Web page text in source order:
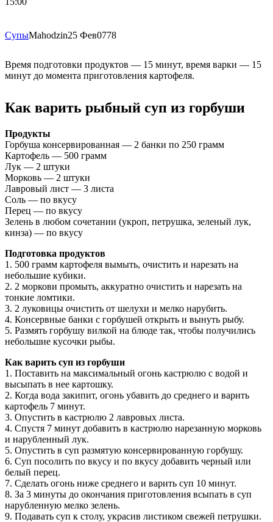
СупыMahodzin25 Фев0778
Время подготовки продуктов — 15 минут, время варки — 15
минут до момента приготовления картофеля.
Как варить рыбный суп из горбуши
Продукты
Горбуша консервированная — 2 банки по 250 грамм
Картофель — 500 грамм
Лук — 2 штуки
Морковь — 2 штуки
Лавровый лист — 3 листа
Соль — по вкусу
Перец — по вкусу
Зелень в любом сочетании (укроп, петрушка, зеленый лук,
кинза) — по вкусу
Подготовка продуктов
1. 500 грамм картофеля вымыть, очистить и нарезать на
небольшие кубики.
2. 2 моркови промыть, аккуратно очистить и нарезать на
тонкие ломтики.
3. 2 луковицы очистить от шелухи и мелко нарубить.
4. Консервные банки с горбушей открыть и вынуть рыбу.
5. Размять горбушу вилкой на блюде так, чтобы получились
небольшие кусочки рыбы.
Как варить суп из горбуши
1. Поставить на максимальный огонь кастрюлю с водой и
высыпать в нее картошку.
2. Когда вода закипит, огонь убавить до среднего и варить
картофель 7 минут.
3. Опустить в кастрюлю 2 лавровых листа.
4. Спустя 7 минут добавить в кастрюлю нарезанную морковь
и нарубленный лук.
5. Опустить в суп размятую консервированную горбушу.
6. Суп посолить по вкусу и по вкусу добавить черный или
белый перец.
7. Сделать огонь ниже среднего и варить суп 10 минут.
8. За 3 минуты до окончания приготовления всыпать в суп
нарубленную мелко зелень.
9. Подавать суп к столу, украсив листиком свежей петрушки.